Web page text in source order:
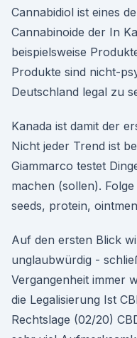
Cannabidiol ist eines
Cannabinoide der In
beispielsweise
Produkte sind nicht-
Deutschland legal zu
Kanada ist damit der
Nicht jeder Trend ist
Giammarco testet
machen (sollen).
seeds, protein,
Auf den ersten Blick
unglaubwürdig -
Vergangenheit immer
die Legalisierung Ist
Rechtslage (02/20)